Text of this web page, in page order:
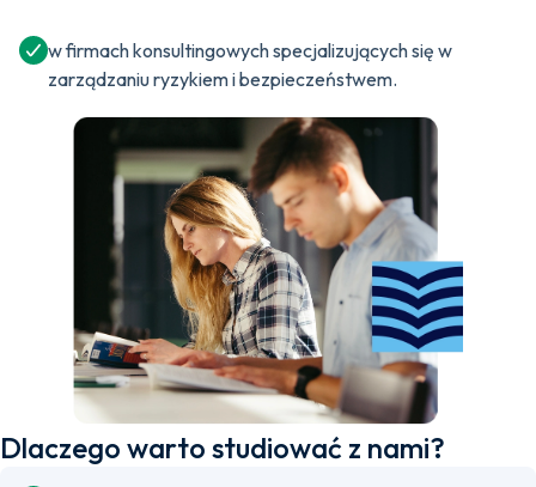
w firmach konsultingowych specjalizujących się w
zarządzaniu ryzykiem i bezpieczeństwem.
Dlaczego warto studiować z nami?